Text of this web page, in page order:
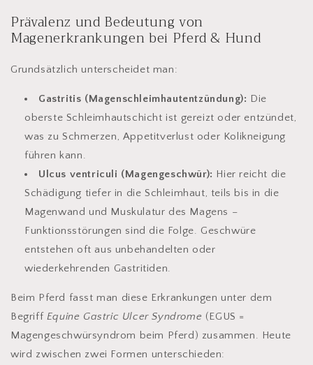
Prävalenz und Bedeutung von
Magenerkrankungen bei Pferd & Hund
Grundsätzlich unterscheidet man:
Gastritis (Magenschleimhautentzündung): Die
oberste Schleimhautschicht ist gereizt oder entzündet,
was zu Schmerzen, Appetitverlust oder Kolikneigung
führen kann.
Ulcus ventriculi (Magengeschwür): Hier reicht die
Schädigung tiefer in die Schleimhaut, teils bis in die
Magenwand und Muskulatur des Magens –
Funktionsstörungen sind die Folge. Geschwüre
entstehen oft aus unbehandelten oder
wiederkehrenden Gastritiden.
Beim Pferd fasst man diese Erkrankungen unter dem
Begriff Equine Gastric Ulcer Syndrome (EGUS =
Magengeschwürsyndrom beim Pferd) zusammen. Heute
wird zwischen zwei Formen unterschieden: